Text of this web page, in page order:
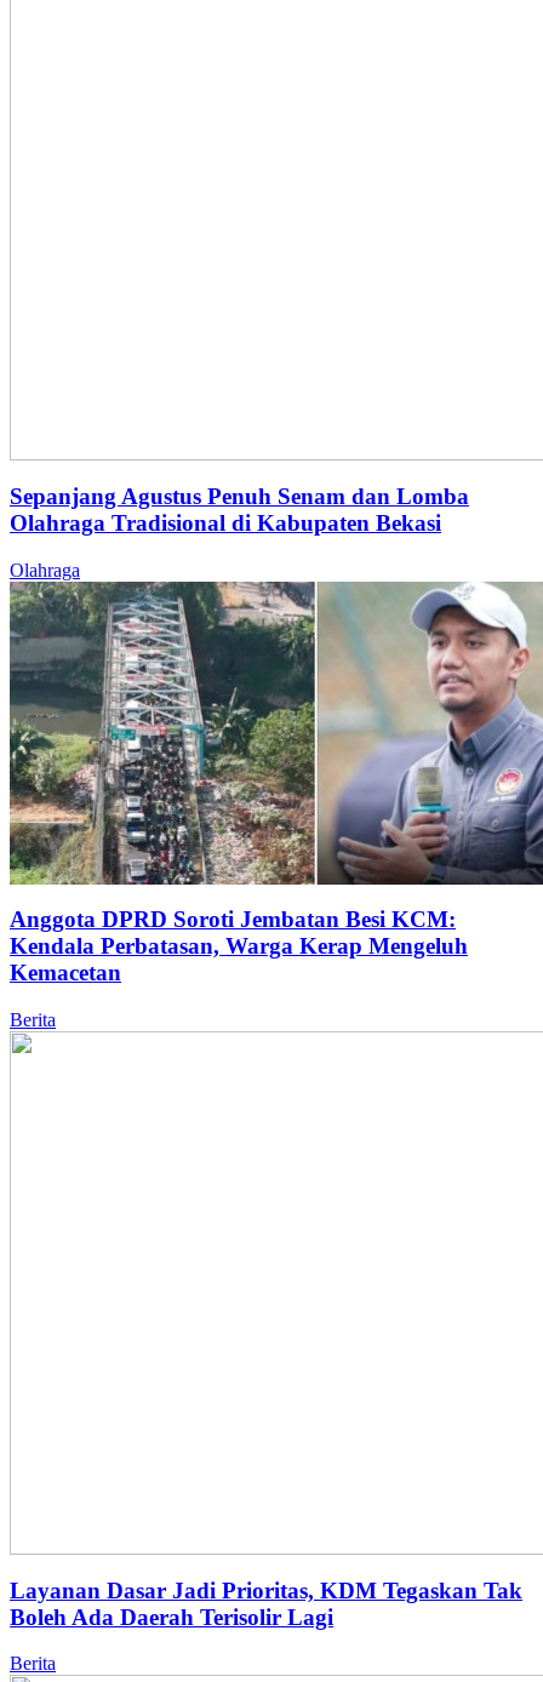
Sepanjang Agustus Penuh Senam dan Lomba
Olahraga Tradisional di Kabupaten Bekasi
Olahraga
Anggota DPRD Soroti Jembatan Besi KCM:
Kendala Perbatasan, Warga Kerap Mengeluh
Kemacetan
Berita
Layanan Dasar Jadi Prioritas, KDM Tegaskan Tak
Boleh Ada Daerah Terisolir Lagi
Berita